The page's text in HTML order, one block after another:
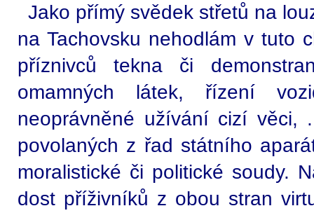
Jako přímý svědek střetů na
na Tachovsku nehodlám v tuto
příznivců tekna či
omamných látek, řízení
neoprávněné užívání cizí
povolaných z řad státního
moralistické či politické soudy.
dost příživníků z obou stran